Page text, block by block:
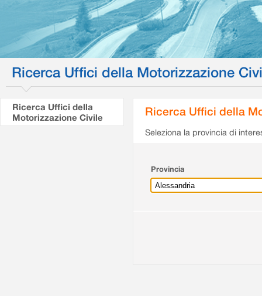
Ricerca Uffici della Motorizzazione
Ricerca Uffici della
Motorizzazione Civile
Ricerca Uffici della
Seleziona la provincia di
Provincia